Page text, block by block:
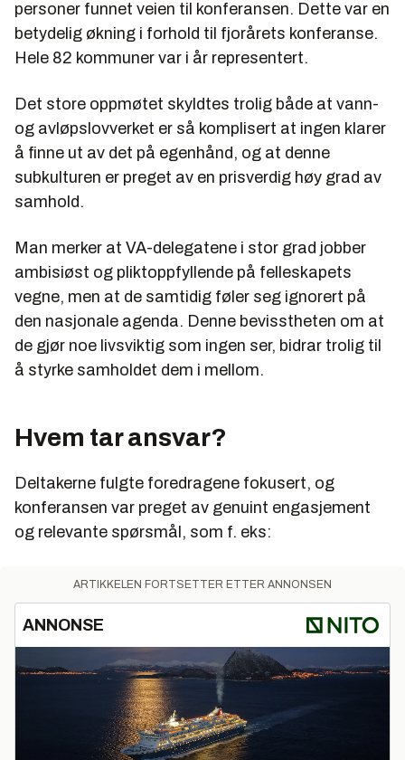
personer funnet veien til konferansen. Dette var en
betydelig økning i forhold til fjorårets konferanse.
Hele 82 kommuner var i år representert.
Det store oppmøtet skyldtes trolig både at vann-
og avløpslovverket er så komplisert at ingen klarer
å finne ut av det på egenhånd, og at denne
subkulturen er preget av en prisverdig høy grad av
samhold.
Man merker at VA-delegatene i stor grad jobber
ambisiøst og pliktoppfyllende på felleskapets
vegne, men at de samtidig føler seg ignorert på
den nasjonale agenda. Denne bevisstheten om at
de gjør noe livsviktig som ingen ser, bidrar trolig til
å styrke samholdet dem i mellom.
Hvem tar ansvar?
Deltakerne fulgte foredragene fokusert, og
konferansen var preget av genuint engasjement
og relevante spørsmål, som f. eks:
ARTIKKELEN FORTSETTER ETTER ANNONSEN
ANNONSE